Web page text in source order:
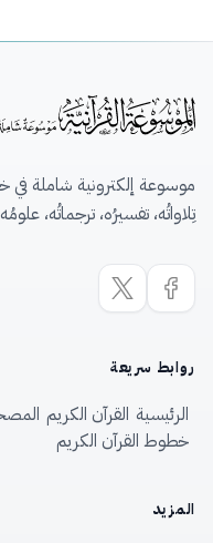
موسوعة إلكترونية شاملة في
تِلاواتُه، تفسيرُه، ترجماتُه،
روابط سريعة
الرئيسية القرآن الكريم
خطوط القرآن الكريم
المزيد